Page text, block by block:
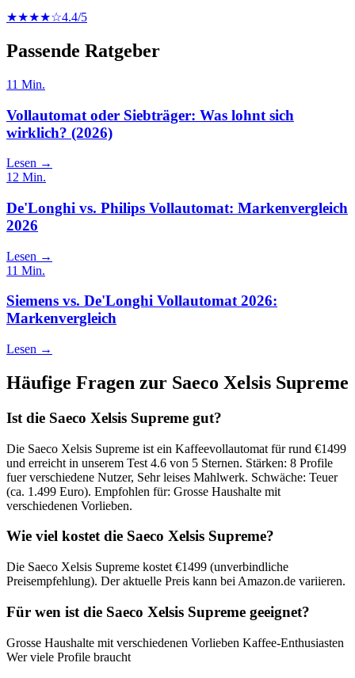
★★★★☆4.4/5
Passende Ratgeber
11 Min.
Vollautomat oder Siebträger: Was lohnt sich
wirklich? (2026)
Lesen →
12 Min.
De'Longhi vs. Philips Vollautomat: Markenvergleich
2026
Lesen →
11 Min.
Siemens vs. De'Longhi Vollautomat 2026:
Markenvergleich
Lesen →
Häufige Fragen zur Saeco Xelsis Supreme
Ist die Saeco Xelsis Supreme gut?
Die Saeco Xelsis Supreme ist ein Kaffeevollautomat für rund €1499
und erreicht in unserem Test 4.6 von 5 Sternen. Stärken: 8 Profile
fuer verschiedene Nutzer, Sehr leises Mahlwerk. Schwäche: Teuer
(ca. 1.499 Euro). Empfohlen für: Grosse Haushalte mit
verschiedenen Vorlieben.
Wie viel kostet die Saeco Xelsis Supreme?
Die Saeco Xelsis Supreme kostet €1499 (unverbindliche
Preisempfehlung). Der aktuelle Preis kann bei Amazon.de variieren.
Für wen ist die Saeco Xelsis Supreme geeignet?
Grosse Haushalte mit verschiedenen Vorlieben Kaffee-Enthusiasten
Wer viele Profile braucht